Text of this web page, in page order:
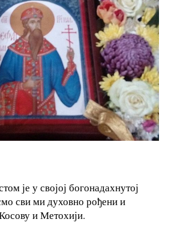
је у својој богонадахнутој
сви ми духовно рођени и
и Метохији.